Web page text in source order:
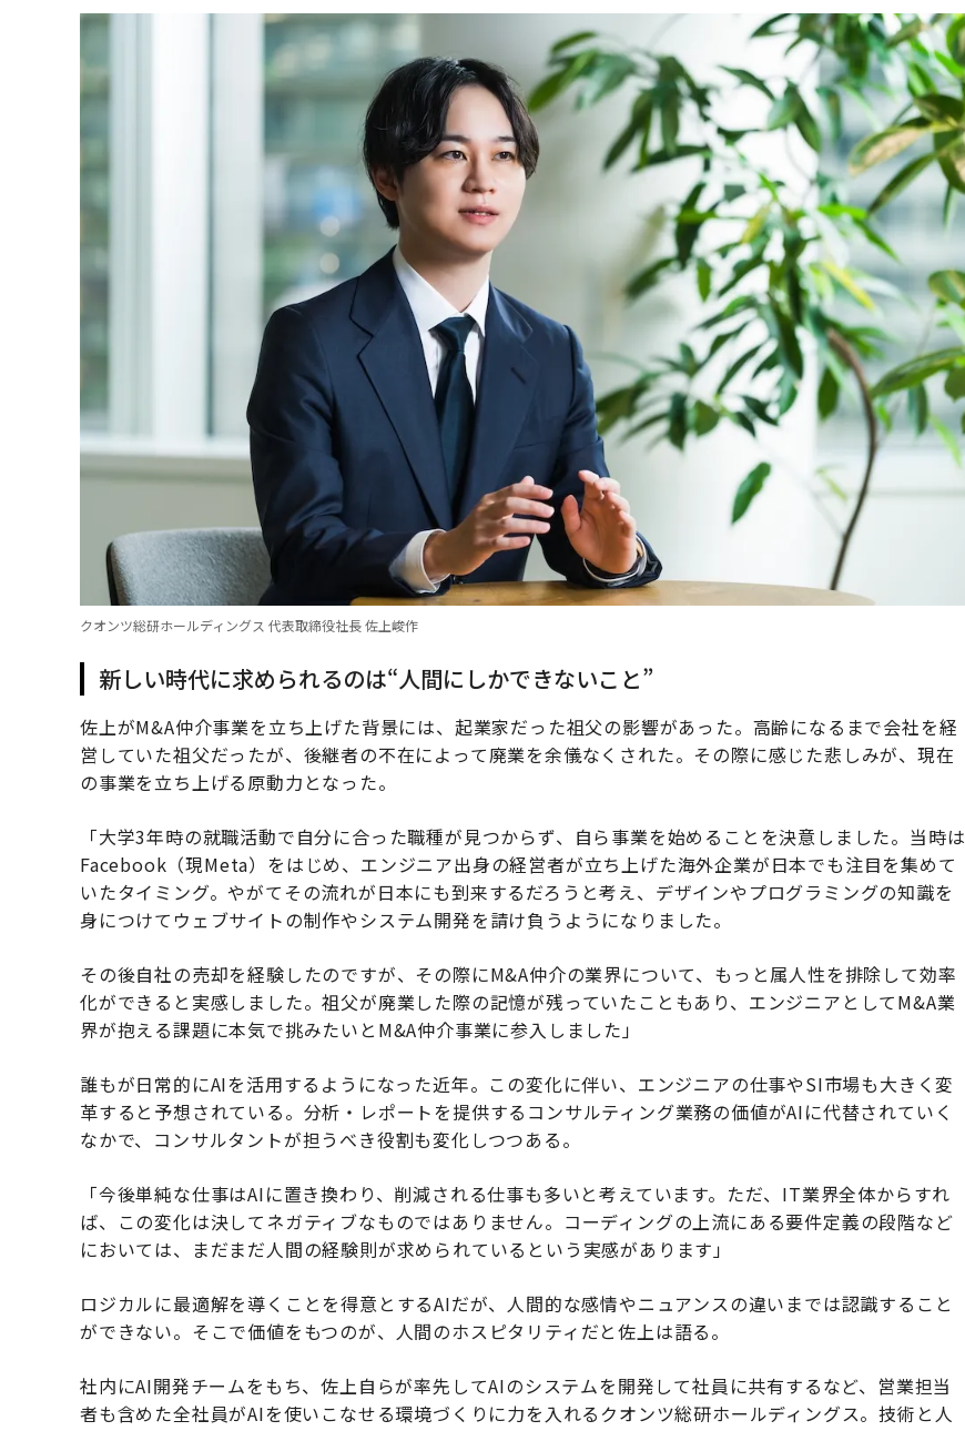
クオンツ総研ホールディングス 代表取締役社長 佐上峻作
新しい時代に求められるのは“人間にしかできないこと”
佐上がM&A仲介事業を立ち上げた背景には、起業家だった祖父の影響があった。高齢になるまで会社を経
営していた祖父だったが、後継者の不在によって廃業を余儀なくされた。その際に感じた悲しみが、現在
の事業を立ち上げる原動力となった。
「大学3年時の就職活動で自分に合った職種が見つからず、自ら事業を始めることを決意しました。当時は
Facebook（現Meta）をはじめ、エンジニア出身の経営者が立ち上げた海外企業が日本でも注目を集めて
いたタイミング。やがてその流れが日本にも到来するだろうと考え、デザインやプログラミングの知識を
身につけてウェブサイトの制作やシステム開発を請け負うようになりました。
その後自社の売却を経験したのですが、その際にM&A仲介の業界について、もっと属人性を排除して効率
化ができると実感しました。祖父が廃業した際の記憶が残っていたこともあり、エンジニアとしてM&A業
界が抱える課題に本気で挑みたいとM&A仲介事業に参入しました」
誰もが日常的にAIを活用するようになった近年。この変化に伴い、エンジニアの仕事やSI市場も大きく変
革すると予想されている。分析・レポートを提供するコンサルティング業務の価値がAIに代替されていく
なかで、コンサルタントが担うべき役割も変化しつつある。
「今後単純な仕事はAIに置き換わり、削減される仕事も多いと考えています。ただ、IT業界全体からすれ
ば、この変化は決してネガティブなものではありません。コーディングの上流にある要件定義の段階など
においては、まだまだ人間の経験則が求められているという実感があります」
ロジカルに最適解を導くことを得意とするAIだが、人間的な感情やニュアンスの違いまでは認識すること
ができない。そこで価値をもつのが、人間のホスピタリティだと佐上は語る。
社内にAI開発チームをもち、佐上自らが率先してAIのシステムを開発して社員に共有するなど、営業担当
者も含めた全社員がAIを使いこなせる環境づくりに力を入れるクオンツ総研ホールディングス。技術と人